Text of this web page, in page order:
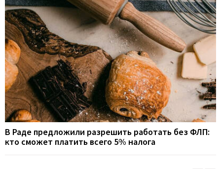
В Раде предложили разрешить работать без ФЛП:
кто сможет платить всего 5% налога